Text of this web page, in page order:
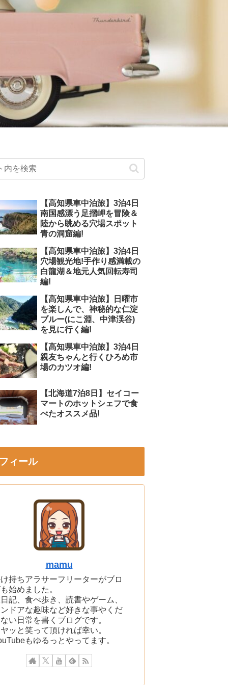
【高知県車中泊旅】3泊4日
南国感漂う足摺岬を冒険＆
陸から眺める穴場スポット
青の洞窟編!
【高知県車中泊旅】3泊4日
穴場観光地!手作り感満載の
白龍湖＆地元人気回転寿司
編!
【高知県車中泊旅】日曜市
を楽しんで、神秘的な仁淀
ブルー(にこ淵、中津渓谷)
を見に行く編!
【高知県車中泊旅】3泊4日
親友ちゃんと行くひろめ市
場のカツオ編!
【北海道7泊8日】セイコー
マートのホットシェフで食
べたオススメ品!
ィール
mamu
持ちアラサーフリーターがブロ
始めました。
記、食べ歩き、読書やゲーム、
ドアな趣味など好きな事やくだ
い日常を書くブログです。
ッと笑って頂ければ幸い。
もゆるっとやってます。